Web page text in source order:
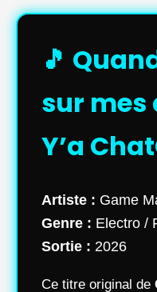
🎵
sur mes
Y’a
Artiste : Game
Genre : Electro /
Sortie : 2026
Ce titre original de